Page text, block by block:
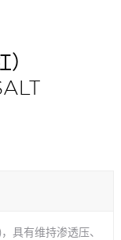
， 具有维持渗透压、